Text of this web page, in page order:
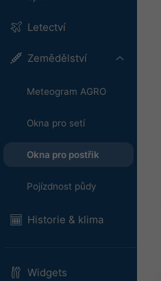
Letectví
Zemědělství
Meteogram AGRO
Okna pro setí
Okna pro postřik
Pojízdnost půdy
Historie & klima
Widgets